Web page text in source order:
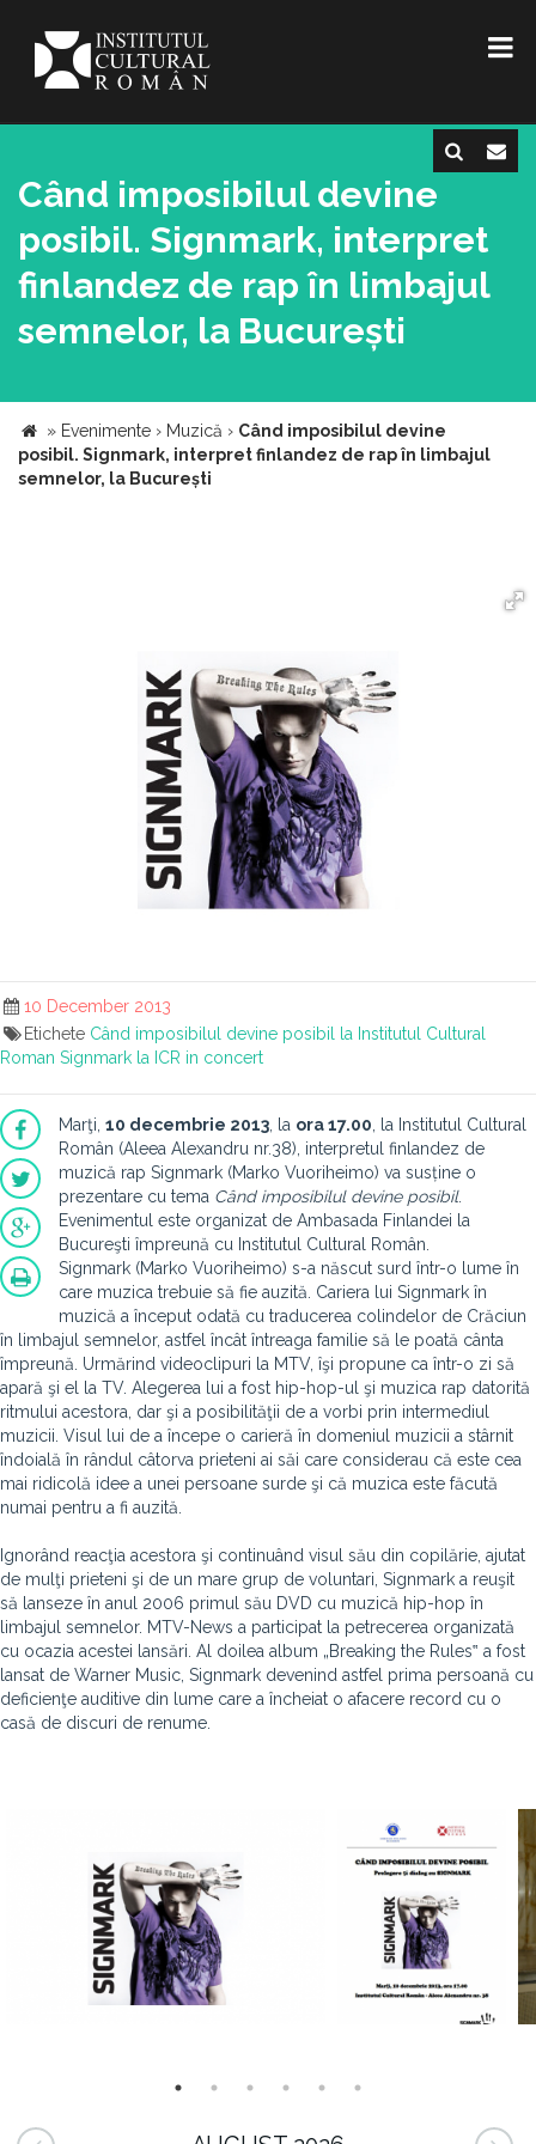
Când imposibilul devine
posibil. Signmark, interpret
finlandez de rap în limbajul
semnelor, la București
» Evenimente › Muzică › Când imposibilul devine
posibil. Signmark, interpret finlandez de rap în limbajul
semnelor, la București
10 December 2013
Etichete Când imposibilul devine posibil la Institutul Cultural
Roman Signmark la ICR in concert
Marţi, 10 decembrie 2013 , la ora 17.00 , la Institutul Cultural
Român (Aleea Alexandru nr.38), interpretul finlandez de
muzică rap Signmark (Marko Vuoriheimo) va susține o
prezentare cu tema Când imposibilul devine posibil.
Evenimentul este organizat de Ambasada Finlandei la
Bucureşti împreună cu Institutul Cultural Român.
Signmark (Marko Vuoriheimo) s-a născut surd într-o lume în
care muzica trebuie să fie auzită. Cariera lui Signmark în
muzică a început odată cu traducerea colindelor de Crăciun
în limbajul semnelor, astfel încât întreaga familie să le poată cânta
împreună. Urmărind videoclipuri la MTV, îşi propune ca într-o zi să
apară şi el la TV. Alegerea lui a fost hip-hop-ul şi muzica rap datorită
ritmului acestora, dar şi a posibilităţii de a vorbi prin intermediul
muzicii. Visul lui de a începe o carieră în domeniul muzicii a stârnit
îndoială în rândul câtorva prieteni ai săi care considerau că este cea
mai ridicolă idee a unei persoane surde şi că muzica este făcută
numai pentru a fi auzită.
Ignorând reacţia acestora şi continuând visul său din copilărie, ajutat
de mulţi prieteni şi de un mare grup de voluntari, Signmark a reuşit
să lanseze în anul 2006 primul său DVD cu muzică hip-hop în
limbajul semnelor. MTV-News a participat la petrecerea organizată
cu ocazia acestei lansări. Al doilea album „Breaking the Rules‟ a fost
lansat de Warner Music, Signmark devenind astfel prima persoană cu
deficienţe auditive din lume care a încheiat o afacere record cu o
casă de discuri de renume.